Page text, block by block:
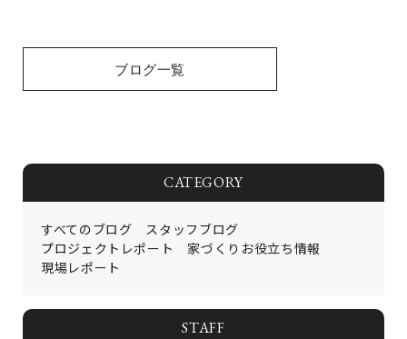
ブログ一覧
CATEGORY
すべてのブログ
スタッフブログ
プロジェクトレポート
家づくりお役立ち情報
現場レポート
STAFF